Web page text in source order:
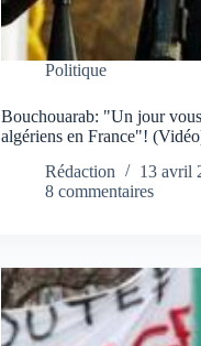
Politique
Bouchouarab: "Un jour
algériens en France"!
Rédaction
13 avril
8 commentaires